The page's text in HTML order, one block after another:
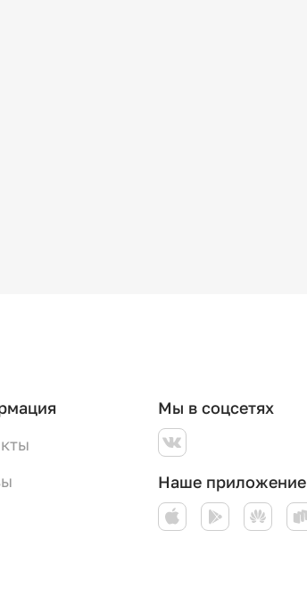
Мы в соцсетях
Наше приложение